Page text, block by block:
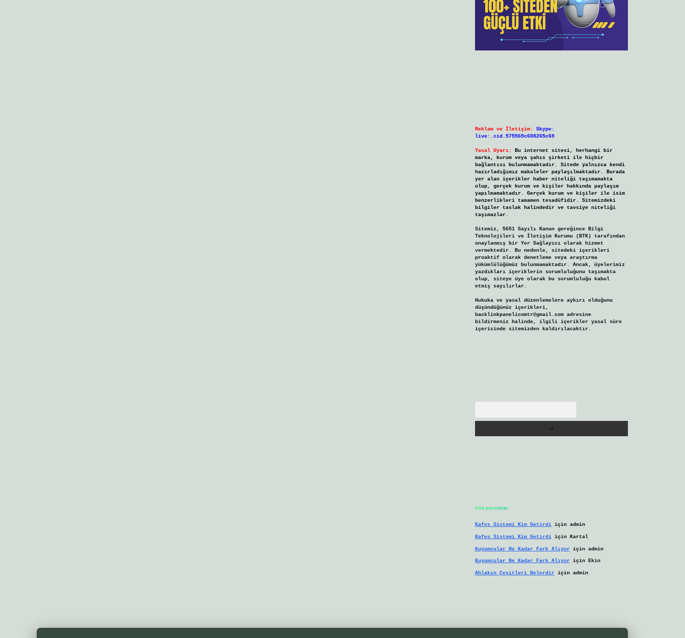
Reklam ve İletişim:
Skype:
live:.cid.575569c608265c69
Yasal Uyarı:
Bu internet sitesi, herhangi bir
marka, kurum veya şahıs şirketi ile hiçbir
bağlantısı bulunmamaktadır. Sitede yalnızca kendi
hazırladığımız makaleler paylaşılmaktadır. Burada
yer alan içerikler haber niteliği taşımamakta
olup, gerçek kurum ve kişiler hakkında paylaşım
yapılmamaktadır. Gerçek kurum ve kişiler ile isim
benzerlikleri tamamen tesadüfidir. Sitemizdeki
bilgiler taslak halindedir ve tavsiye niteliği
taşımazlar.
Sitemiz, 5651 Sayılı Kanun gereğince Bilgi
Teknolojileri ve İletişim Kurumu (BTK) tarafından
onaylanmış bir Yer Sağlayıcı olarak hizmet
vermektedir. Bu nedenle, sitedeki içerikleri
proaktif olarak denetleme veya araştırma
yükümlülüğümüz bulunmamaktadır. Ancak, üyelerimiz
yazdıkları içeriklerin sorumluluğunu taşımakta
olup, siteye üye olarak bu sorumluluğu kabul
etmiş sayılırlar.
Hukuka ve yasal düzenlemelere aykırı olduğunu
düşündüğünüz içerikleri,
backlinkpanelicomtr@gmail.comadresine
bildirmeniz halinde, ilgili içerikler yasal süre
içerisinde sitemizden kaldırılacaktır.
Son yorumlar
Kafes Sistemi Kim Getirdiiçin admin
Kafes Sistemi Kim Getirdiiçin Kartal
Kuyumcular Ne Kadar Fark Alıyoriçin admin
Kuyumcular Ne Kadar Fark Alıyoriçin Ekin
Ahlakın Çeşitleri Nelerdiriçin admin